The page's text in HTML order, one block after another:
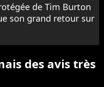
de Tim Burton
son grand retour sur
des avis très